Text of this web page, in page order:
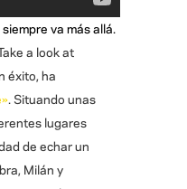
va más allá.
a look at
éxito, ha
. Situando unas
lugares
de echar un
Milán y